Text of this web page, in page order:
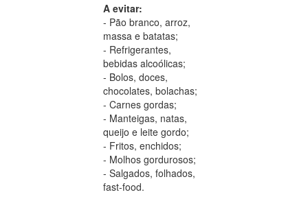
A evitar:
- Pão branco, arroz,
massa e batatas;
- Refrigerantes,
bebidas alcoólicas;
- Bolos, doces,
chocolates, bolachas;
- Carnes gordas;
- Manteigas, natas,
queijo e leite gordo;
- Fritos, enchidos;
- Molhos gordurosos;
- Salgados, folhados,
fast-food.